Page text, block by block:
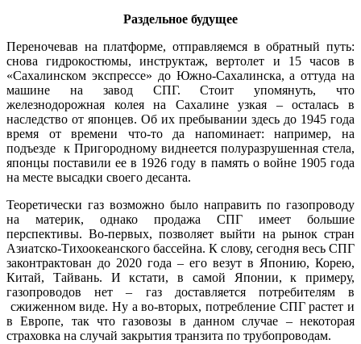
Раздельное будущее
Переночевав на платформе, отправляемся в обратный путь:
снова гидрокостюмы, инструктаж, вертолет и 15 часов в
«Сахалинском экспрессе» до Южно-Сахалинска, а оттуда на
машине на завод СПГ. Стоит упомянуть, что
железнодорожная колея на Сахалине узкая – осталась в
наследство от японцев. Об их пребывании здесь до 1945 года
время от времени что-то да напоминает: например, на
подъезде к Пригородному виднеется полуразрушенная стела,
японцы поставили ее в 1926 году в память о войне 1905 года
на месте высадки своего десанта.
Теоретически газ возможно было направить по газопроводу
на материк, однако продажа СПГ имеет большие
перспективы. Во-первых, позволяет выйти на рынок стран
Азиатско-Тихоокеанского бассейна. К слову, сегодня весь СПГ
законтрактован до 2020 года – его везут в Японию, Корею,
Китай, Тайвань. И кстати, в самой Японии, к примеру,
газопроводов нет – газ доставляется потребителям в
сжиженном виде. Ну а во-вторых, потребление СПГ растет и
в Европе, так что газовозы в данном случае – некоторая
страховка на случай закрытия транзита по трубопроводам.